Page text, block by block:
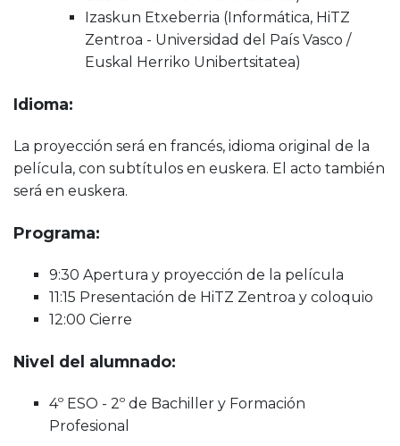
Izaskun Etxeberria (Informática, HiTZ
Zentroa - Universidad del País Vasco /
Euskal Herriko Unibertsitatea)
Idioma:
La proyección será en francés, idioma original de la
película, con subtítulos en euskera. El acto también
será en euskera.
Programa:
9:30 Apertura y proyección de la película
11:15 Presentación de HiTZ Zentroa y coloquio
12:00 Cierre
Nivel del alumnado:
4º ESO - 2º de Bachiller y Formación
Profesional